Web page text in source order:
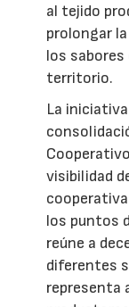
al tejido
prolongar
los
territorio.
La
visibilidad
los puntos
reúne a
diferentes
representa